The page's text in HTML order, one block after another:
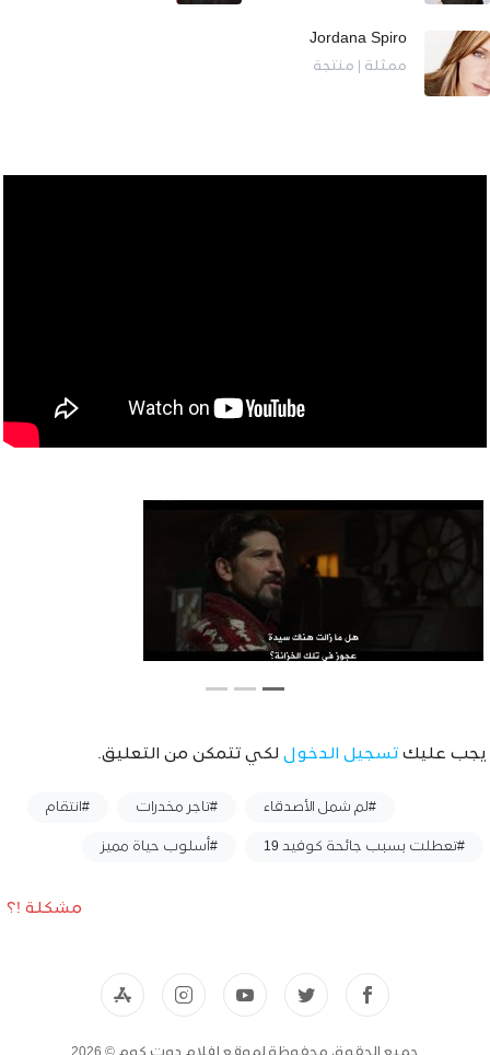
Jordana Spiro
ممثلة | منتجة
يجب عليك تسجيل الدخول لكي تتمكن من التعليق.
#لم شمل الأصدقاء #تاجر مخدرات #انتقام
#تعطلت بسبب جائحة كوفيد 19 #أسلوب حياة مميز
مشكلة !؟